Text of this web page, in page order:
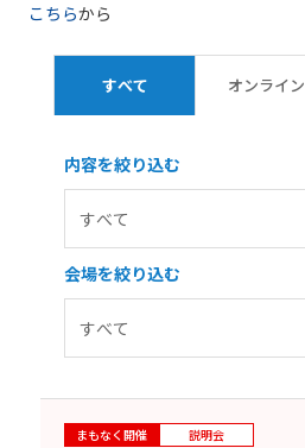
こちらから
すべて オンライン
内容を絞り込む
会場を絞り込む
まもなく開催 説明会